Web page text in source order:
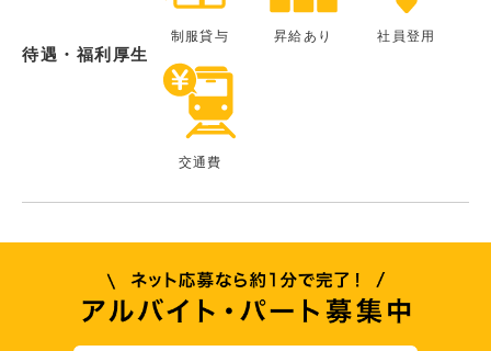
待遇・福利厚生
制服貸与 昇給あり 社員登用
交通費